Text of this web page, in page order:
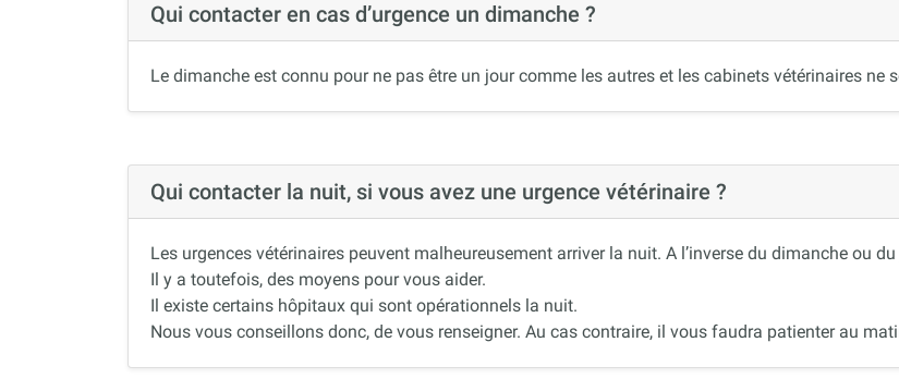
Qui contacter en cas d’urgence un dimanche ?
Le dimanche est connu pour ne pas être un jour comme les autres et les cabinets vétérinaires ne
Qui contacter la nuit, si vous avez une urgence vétérinaire ?
Les urgences vétérinaires peuvent malheureusement arriver la nuit. A l’inverse du dimanche ou
Il y a toutefois, des moyens pour vous aider.
Il existe certains hôpitaux qui sont opérationnels la nuit.
Nous vous conseillons donc, de vous renseigner. Au cas contraire, il vous faudra patienter au